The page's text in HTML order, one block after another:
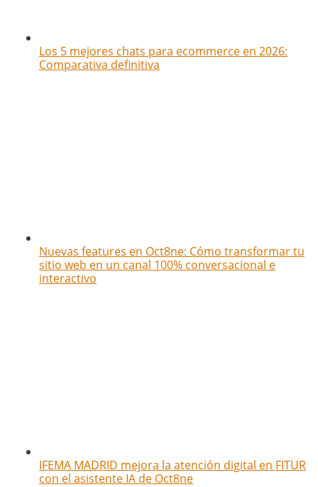
Los 5 mejores chats para ecommerce en 2026:
Comparativa definitiva
Nuevas features en Oct8ne: Cómo transformar tu
sitio web en un canal 100% conversacional e
interactivo
IFEMA MADRID mejora la atención digital en FITUR
con el asistente IA de Oct8ne